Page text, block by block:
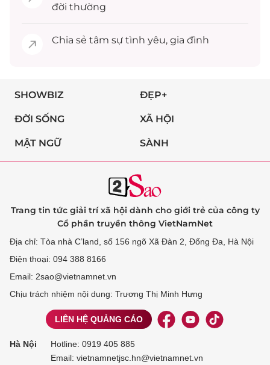
đời thường
Chia sẻ tâm sự tình yêu, gia đình
SHOWBIZ ĐẸP+
ĐỜI SỐNG XÃ HỘI
MẬT NGỮ SÀNH
Trang tin tức giải trí xã hội dành cho giới trẻ của công ty
Cổ phần truyền thông VietNamNet
Địa chỉ: Tòa nhà C’land, số 156 ngõ Xã Đàn 2, Đống Đa, Hà Nội
Điện thoại: 094 388 8166
Email: 2sao@vietnamnet.vn
Chịu trách nhiệm nội dung: Trương Thị Minh Hưng
LIÊN HỆ QUẢNG CÁO
Hà Nội Hotline: 0919 405 885
Email: vietnamnetjsc.hn@vietnamnet.vn